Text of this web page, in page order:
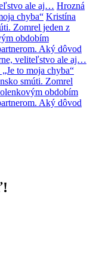
ale aj… Hrozná
chyba“ Kristína
Zomrel jeden z
obdobím
Aký dôvod
veliteľstvo ale aj…
to moja chyba“
smúti. Zomrel
obdobím
Aký dôvod